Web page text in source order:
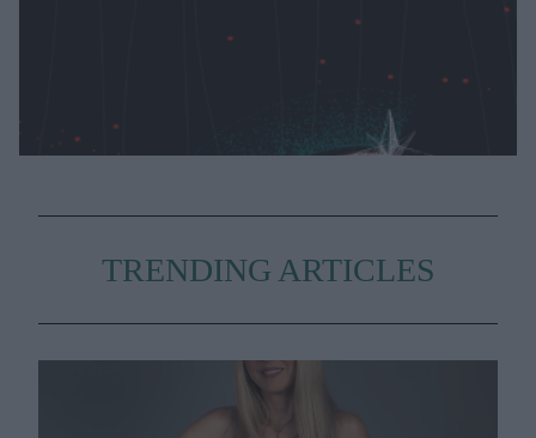
TRENDING ARTICLES